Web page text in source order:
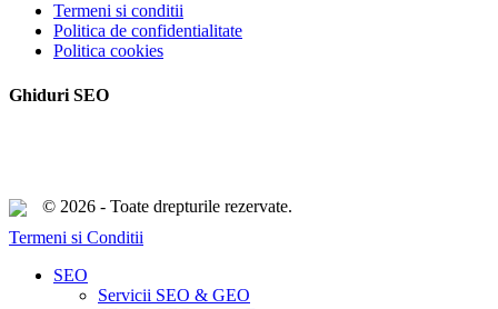
Termeni si conditii
Politica de confidentialitate
Politica cookies
Ghiduri SEO
© 2026 - Toate drepturile rezervate.
Termeni si Conditii
Close
SEO
Servicii SEO & GEO